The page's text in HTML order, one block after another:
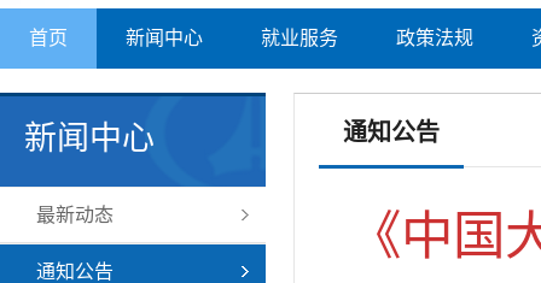
首页 新闻中心 就业服务 政策法规
新闻中心
最新动态
通知公告
通知公告
《中国